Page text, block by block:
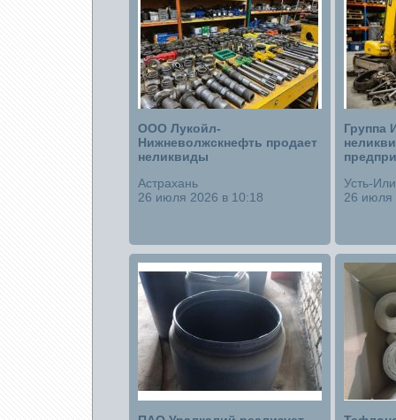
ООО Лукойл-
Нижневолжскнефть продает
неликвиды
Астрахань
26 июля 2026 в 10:18
Группа
Усть-
26 июля